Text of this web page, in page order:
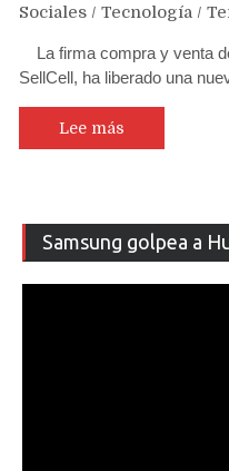
Sociales / Tecnología /
La firma compra y venta
SellCell, ha liberado una
Lee más
Samsung golpea a